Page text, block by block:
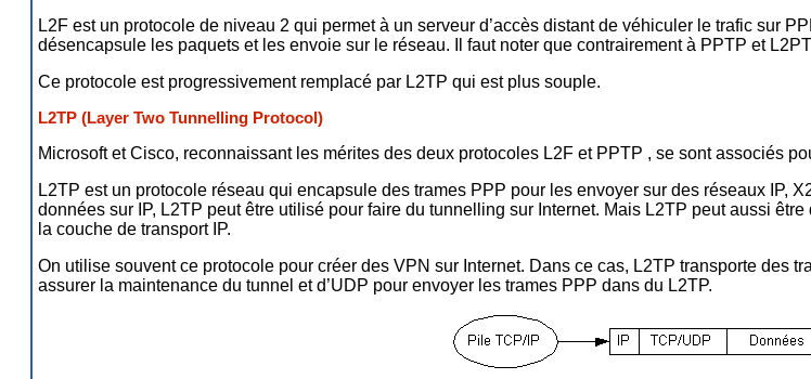
L2F est un protocole de niveau 2 qui permet à un serveur d’accès distant de véhiculer le trafic sur
désencapsule les paquets et les envoie sur le réseau. Il faut noter que contrairement à PPTP et
Ce protocole est progressivement remplacé par L2TP qui est plus souple.
L2TP (Layer Two Tunnelling Protocol)
Microsoft et Cisco, reconnaissant les mérites des deux protocoles L2F et PPTP , se sont associés
L2TP est un protocole réseau qui encapsule des trames PPP pour les envoyer sur des réseaux IP,
données sur IP, L2TP peut être utilisé pour faire du tunnelling sur Internet. Mais L2TP peut aussi
la couche de transport IP.
On utilise souvent ce protocole pour créer des VPN sur Internet. Dans ce cas, L2TP transporte des
assurer la maintenance du tunnel et d’UDP pour envoyer les trames PPP dans du L2TP.